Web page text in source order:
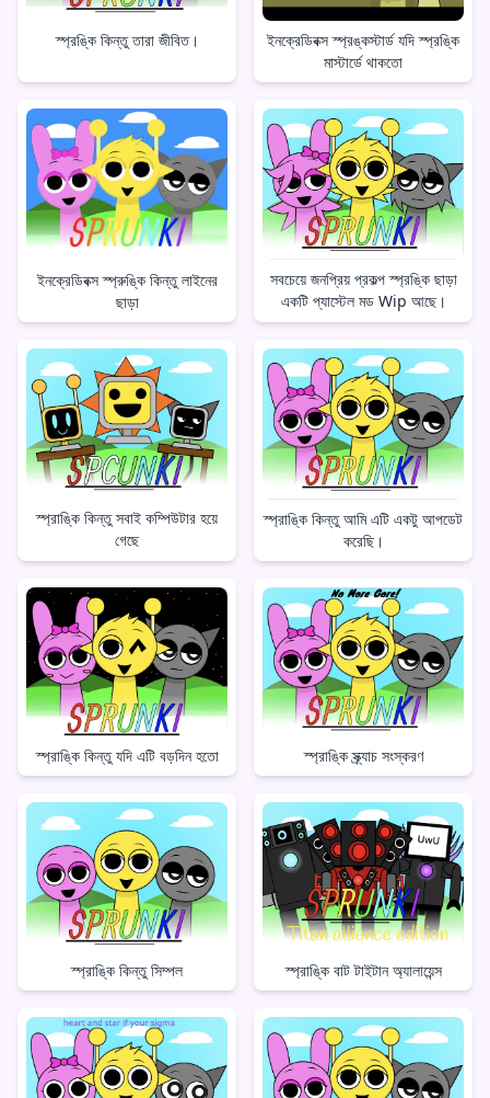
স্প্রঙ্কি কিন্তু তারা জীবিত।
ইনক্রেডিবক্স স্প্রঙ্কস্টার্ড যদি স্প্রঙ্কি
মাস্টার্ডে থাকতো
ইনক্রেডিবক্স স্প্রুঙ্কি কিন্তু লাইনের
ছাড়া
সবচেয়ে জনপ্রিয় প্রকল্প স্প্রঙ্কি ছাড়া
একটি প্যাস্টেল মড Wip আছে।
স্প্রাঙ্কি কিন্তু সবাই কম্পিউটার হয়ে
গেছে
স্প্রাঙ্কি কিন্তু আমি এটি একটু আপডেট
করেছি।
স্প্রাঙ্কি কিন্তু যদি এটি বড়দিন হতো স্প্রাঙ্কি স্ক্র্যাচ সংস্করণ
স্প্রাঙ্কি কিন্তু সিম্পল স্প্রাঙ্কি বাট টাইটান অ্যালায়েন্স